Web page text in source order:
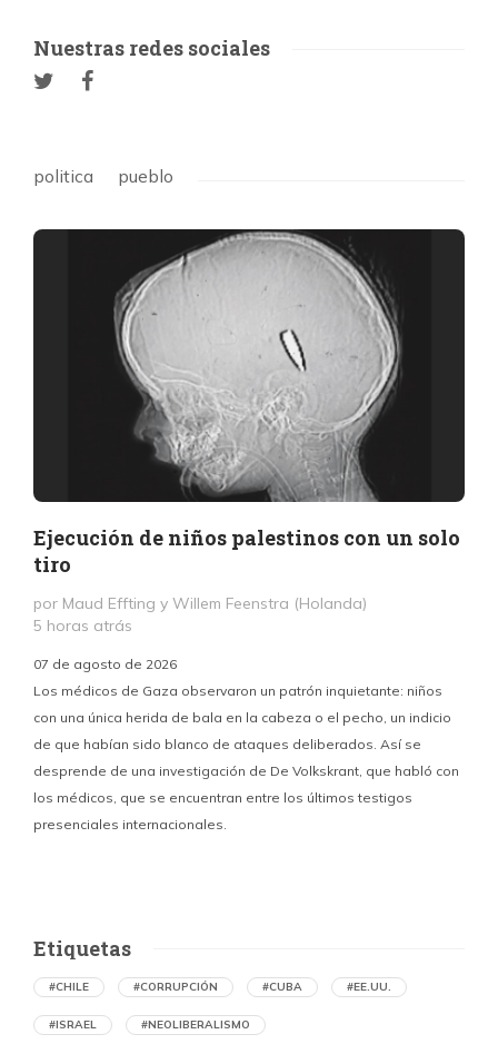
Nuestras redes sociales
politica pueblo
Ejecución de niños palestinos con un solo
tiro
por Maud Effting y Willem Feenstra (Holanda)
5 horas atrás
07 de agosto de 2026
Los médicos de Gaza observaron un patrón inquietante: niños
con una única herida de bala en la cabeza o el pecho, un indicio
de que habían sido blanco de ataques deliberados. Así se
desprende de una investigación de De Volkskrant, que habló con
los médicos, que se encuentran entre los últimos testigos
presenciales internacionales.
Etiquetas
#CHILE #CORRUPCIÓN #CUBA #EE.UU.
#ISRAEL #NEOLIBERALISMO